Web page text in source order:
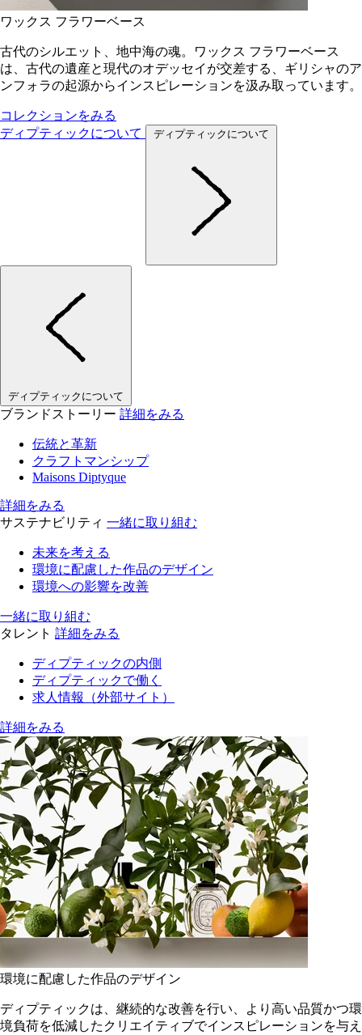
ワックス フラワーベース
古代のシルエット、地中海の魂。ワックス フラワーベース
は、古代の遺産と現代のオデッセイが交差する、ギリシャのア
ンフォラの起源からインスピレーションを汲み取っています。
コレクションをみる
ディプティックについて
ディプティックについて
ディプティックについて
ブランドストーリー 詳細をみる
伝統と革新
クラフトマンシップ
Maisons Diptyque
詳細をみる
サステナビリティ 一緒に取り組む
未来を考える
環境に配慮した作品のデザイン
環境への影響を改善
一緒に取り組む
タレント 詳細をみる
ディプティックの内側
ディプティックで働く
求人情報（外部サイト）
詳細をみる
環境に配慮した作品のデザイン
ディプティックは、継続的な改善を行い、より高い品質かつ環
境負荷を低減した​クリエイティブでインスピレーションを与え